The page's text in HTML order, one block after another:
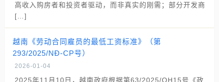
高收入购房者和投资者驱动，而非真实的刚需；部分开发商
[…]
越南《劳动合同雇员的最低工资标准》（第
293/2025/NĐ-CP号）
2026-01-04
2025年11月10日，越南政府根据第63/2025/QH15号《政